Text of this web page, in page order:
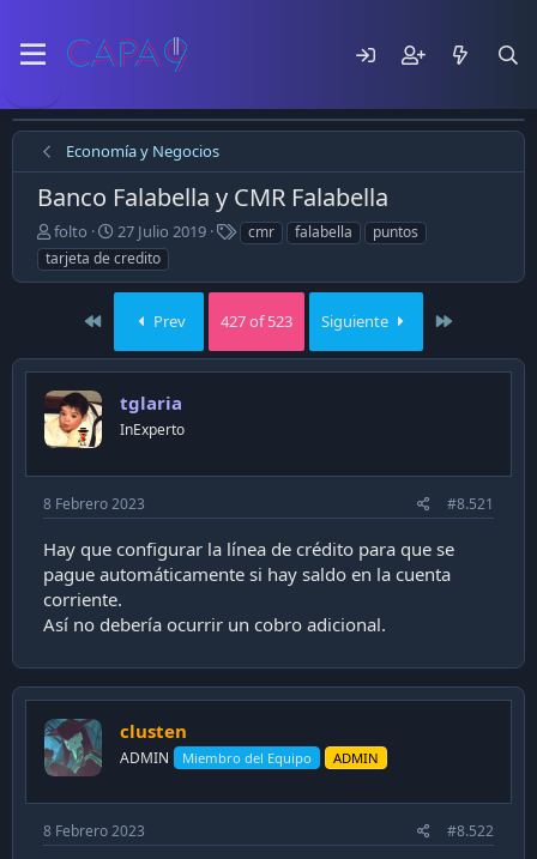
Economía y Negocios
Banco Falabella y CMR Falabella
E
m
p
e
t
e
m
folto
F
e
c
h
e
u
b
a
i
ó
n
27 Julio 2019
T
a
s
cmr falabella
puntos
tarjeta de credito
First Prev 427 of 523 Siguiente
tglaria
InExperto
8 Febrero 2023 #8.521
Hay que configurar la línea de crédito para que se
pague automáticamente si hay saldo en la cuenta
corriente.
Así no debería ocurrir un cobro adicional.
clusten
ADMIN Miembro del Equipo ADMIN
8 Febrero 2023 #8.522